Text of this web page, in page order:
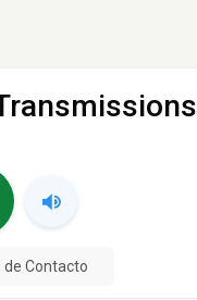
de Contacto